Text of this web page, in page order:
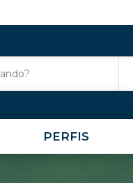
PERFIS